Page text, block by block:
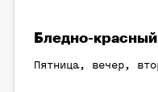
Бледно-
Пятница, вечер,